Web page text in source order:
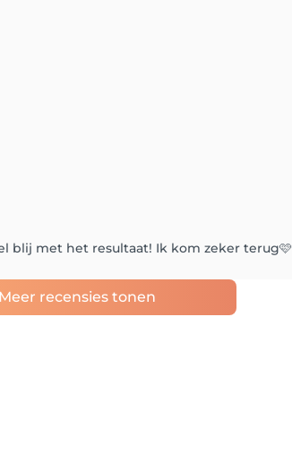
blij met het resultaat! Ik kom zeker terug🩷
Meer recensies tonen